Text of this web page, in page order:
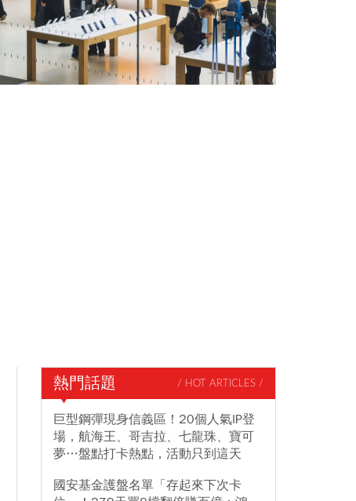
熱門話題 / HOT ARTICLES /
巨型鋼彈現身信義區！20個人氣IP登
場，航海王、哥吉拉、七龍珠、寶可
夢…盤點打卡熱點，活動只到這天
國安基金護盤名單「存起來下次卡